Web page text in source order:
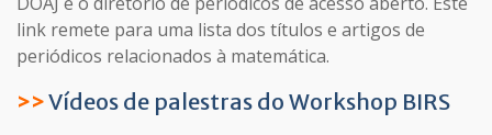
link remete para uma lista dos títulos e artigos de
periódicos relacionados à matemática.
>>Vídeos de palestras do Workshop BIRS